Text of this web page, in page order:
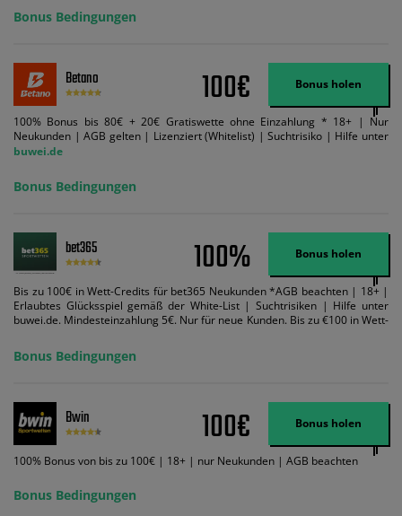
Bedingungen können geändert werden. AGB gelten. Lizenziert; Hilfe bei
Suchtrisiken: buwei.de.
Bonus Bedingungen
Betano 100€ Bonus holen
100% Bonus bis 80€ + 20€ Gratiswette ohne Einzahlung * 18+ | Nur
Neukunden | AGB gelten | Lizenziert (Whitelist) | Suchtrisiko | Hilfe unter
buwei.de
Bonus Bedingungen
bet365 100% Bonus holen
Bis zu 100€ in Wett-Credits für bet365 Neukunden *AGB beachten | 18+ |
Erlaubtes Glücksspiel gemäß der White-List | Suchtrisiken | Hilfe unter
buwei.de. Mindesteinzahlung 5€. Nur für neue Kunden. Bis zu €100 in Wett-
ein und wir geben Ihnen die entsprechende qualifizierende Einzahlung in
Wett-Credits, wenn Sie qualifizierende Wetten im gleichen Wert platzieren
Wett-Credits aus. Es gelten die AGB, Zeitlimits und Ausnahmen. Der Bonus-
Code VIPANGEBOT kann während der Anmeldung benutzt werden, jedoch
ändert dies den Angebotsbetrag in keinster Weise.
Bonus Bedingungen
Bwin 100€ Bonus holen
100% Bonus von bis zu 100€ | 18+ | nur Neukunden | AGB beachten
Bonus Bedingungen